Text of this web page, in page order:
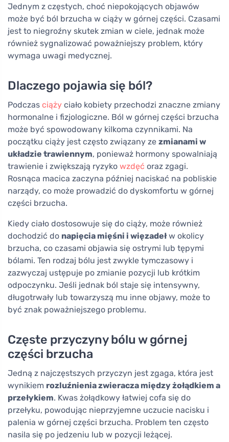
Jednym z częstych, choć niepokojących objawów
może być ból brzucha w ciąży w górnej części. Czasami
jest to niegroźny skutek zmian w ciele, jednak może
również sygnalizować poważniejszy problem, który
wymaga uwagi medycznej.
Dlaczego pojawia się ból?
Podczas ciąży ciało kobiety przechodzi znaczne zmiany
hormonalne i fizjologiczne. Ból w górnej części brzucha
może być spowodowany kilkoma czynnikami. Na
początku ciąży jest często związany ze zmianami w
układzie trawiennym, ponieważ hormony spowalniają
trawienie i zwiększają ryzyko wzdęć oraz zgagi.
Rosnąca macica zaczyna później naciskać na pobliskie
narządy, co może prowadzić do dyskomfortu w górnej
części brzucha.
Kiedy ciało dostosowuje się do ciąży, może również
dochodzić do napięcia mięśni i więzadeł w okolicy
brzucha, co czasami objawia się ostrymi lub tępymi
bólami. Ten rodzaj bólu jest zwykle tymczasowy i
zazwyczaj ustępuje po zmianie pozycji lub krótkim
odpoczynku. Jeśli jednak ból staje się intensywny,
długotrwały lub towarzyszą mu inne objawy, może to
być znak poważniejszego problemu.
Częste przyczyny bólu w górnej
części brzucha
Jedną z najczęstszych przyczyn jest zgaga, która jest
wynikiem rozluźnienia zwieracza między żołądkiem a
przełykiem. Kwas żołądkowy łatwiej cofa się do
przełyku, powodując nieprzyjemne uczucie nacisku i
palenia w górnej części brzucha. Problem ten często
nasila się po jedzeniu lub w pozycji leżącej.